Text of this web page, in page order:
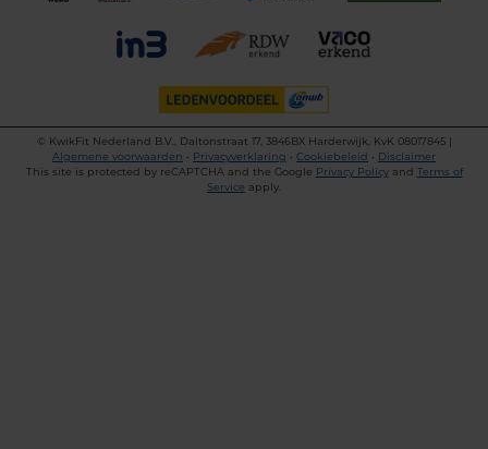
©
KwikFit Nederland B.V., Daltonstraat 17, 3846BX Harderwijk, KvK 08017845 |
Algemene voorwaarden • Privacyverklaring • Cookiebeleid • Disclaimer
This site is protected by reCAPTCHA and the Google Privacy Policyand Terms of
Service apply.